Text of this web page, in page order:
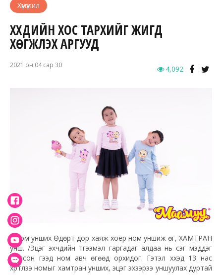
Хүмүүжил
ХҮҮХДИЙН ХОС ТАРХИЙГ ЖИГД
ХӨГЖҮҮЛЭХ АРГУУД
2021 он 04 сар 30 4,092
? Ном унших Өдөрт дор хаяж хоёр ном уншиж өг, ХАМТРАН
унш. /Эцэг эхчүүдийн түгээмэл гаргадаг алдаа нь үсэг мэддэг
болсон гээд ном авч өгөөд орхидог. Гэтэл хүүхэд 13 нас
хүртлээ номыг хамтран унших, эцэг эхээрээ уншуулах дуртай